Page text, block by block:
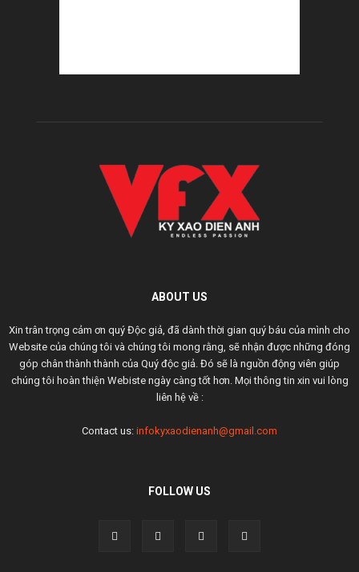
ABOUT US
Xin trân trọng cảm ơn quý Độc giả, đã dành thời gian quý báu của mình cho
Website của chúng tôi và chúng tôi mong rằng, sẽ nhận được những đóng
góp chân thành thành của Quý độc giả. Đó sẽ là nguồn động viên giúp
chúng tôi hoàn thiện Webiste ngày càng tốt hơn. Mọi thông tin xin vui lòng
liên hệ về :
Contact us: infokyxaodienanh@gmail.com
FOLLOW US